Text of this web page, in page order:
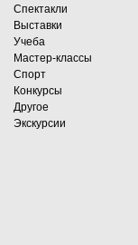
Спектакли
Выставки
Учеба
Мастер-классы
Спорт
Конкурсы
Другое
Экскурсии